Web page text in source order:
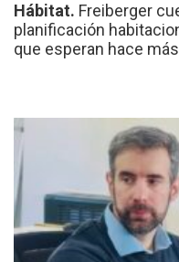
Hábitat. Freiberger
planificación
que esperan hace